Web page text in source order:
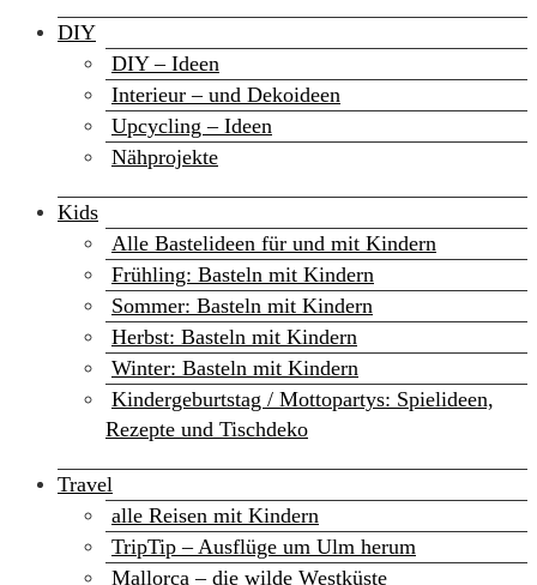
DIY
DIY – Ideen
Interieur – und Dekoideen
Upcycling – Ideen
Nähprojekte
Kids
Alle Bastelideen für und mit Kindern
Frühling: Basteln mit Kindern
Sommer: Basteln mit Kindern
Herbst: Basteln mit Kindern
Winter: Basteln mit Kindern
Kindergeburtstag / Mottopartys: Spielideen,
Rezepte und Tischdeko
Travel
alle Reisen mit Kindern
TripTip – Ausflüge um Ulm herum
Mallorca – die wilde Westküste